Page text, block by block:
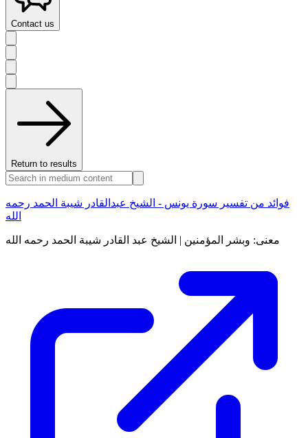
Contact us
Return to results
فوائد من تفسير سورة يونس - الشيخ عبدالقادر شيبة الحمد رحمه
الله
معنى: وبشر المؤمنين | الشيخ عبد القادر شيبة الحمد رحمه الله